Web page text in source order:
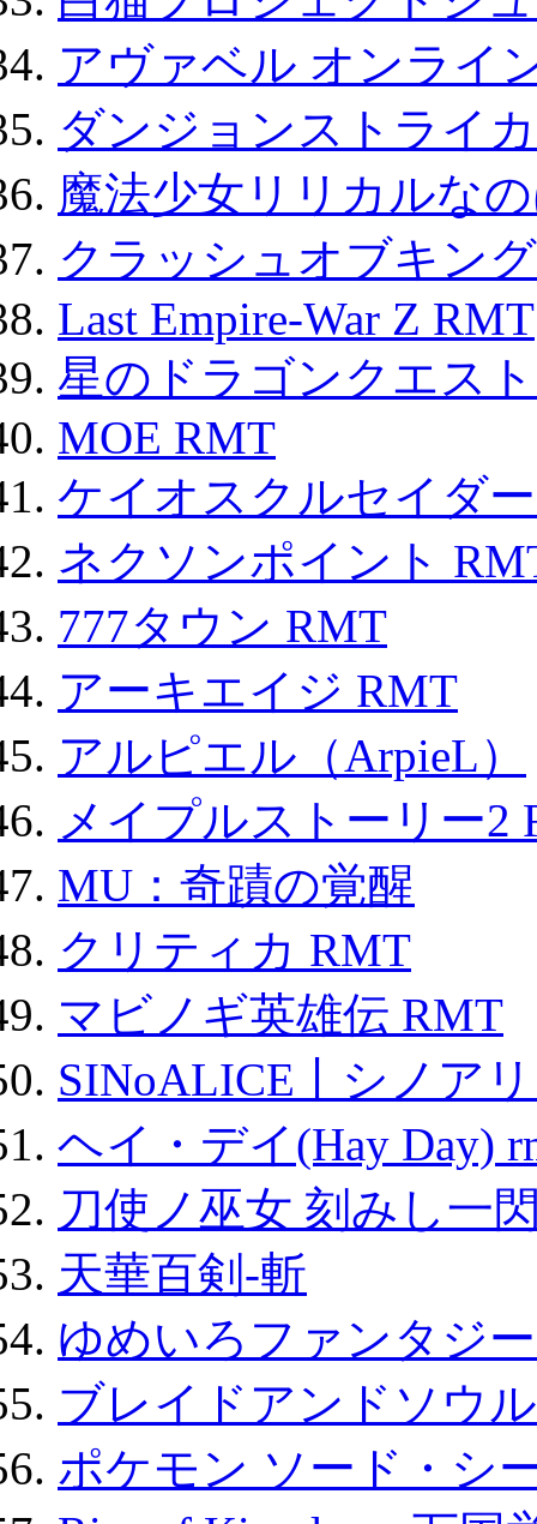
アヴァベル オンライ
ダンジョンストライ
魔法少女リリカルな
クラッシュオブキン
Last Empire-War Z RMT
星のドラゴンクエス
MOE RMT
ケイオスクルセイダ
ネクソンポイント
777タウン RMT
アーキエイジ RMT
アルピエル（ArpieL）
メイプルストーリー2
MU：奇蹟の覚醒
クリティカ RMT
マビノギ英雄伝 RMT
SINoALICE丨シノア
ヘイ・デイ(Hay Day)
刀使ノ巫女 刻みし一
天華百剣-斬
ゆめいろファンタジ
ブレイドアンドソウ
ポケモン ソード・シ